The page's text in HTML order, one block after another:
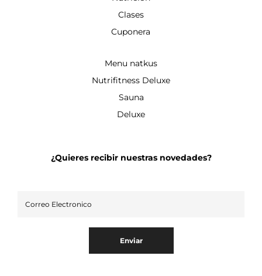
Clases
Cuponera
Menu natkus
Nutrifitness Deluxe
Sauna
Deluxe
¿Quieres recibir nuestras novedades?
Enviar